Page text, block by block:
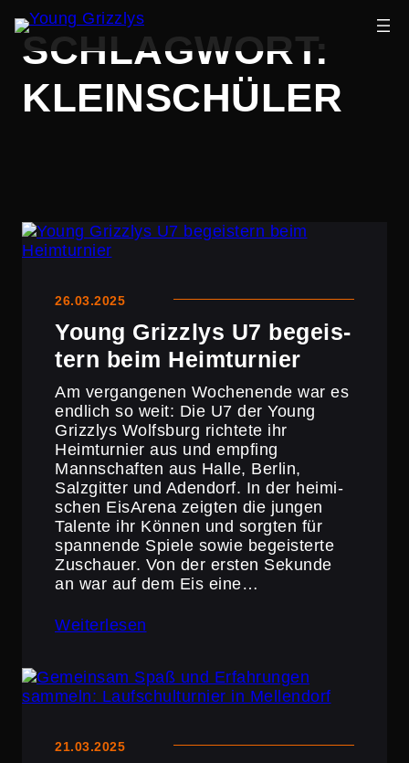
Zum
Inhalt
SCHLAGWORT:
KLEINSCHÜLER
26.03.2025
Young Grizzlys U7 begeis­
tern beim Heimturnier
Am vergan­genen Wochen­ende war es
endlich so weit: Die U7 der Young
Grizzlys Wolfsburg richtete ihr
Heimtur­nier aus und empfing
Mannschaften aus Halle, Berlin,
Salzgitter und Adendorf. In der heimi­
schen EisArena zeigten die jungen
Talente ihr Können und sorgten für
spannende Spiele sowie begeis­terte
Zuschauer. Von der ersten Sekunde
an war auf dem Eis eine…
Weiterlesen
21.03.2025